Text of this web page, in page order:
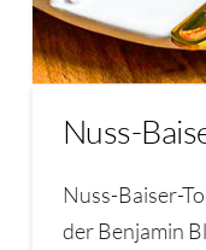
Nuss-
Nuss-Baiser-
der Benjamin